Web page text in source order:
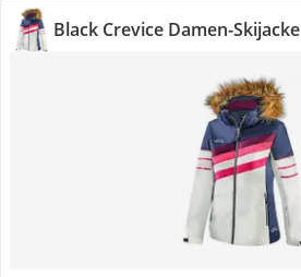
Black Crevice Damen-Skijacke